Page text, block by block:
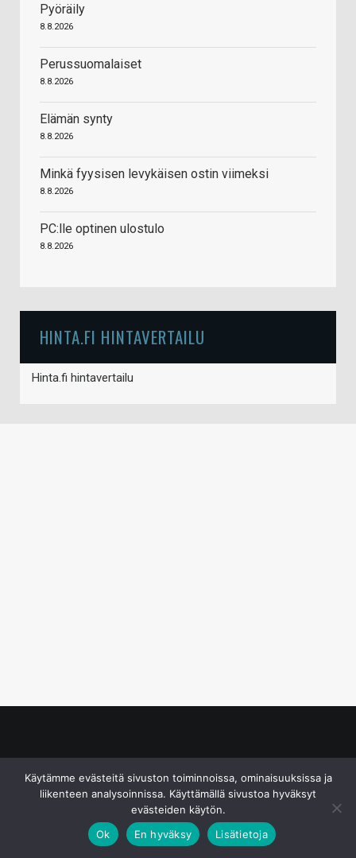
Pyöräily
8.8.2026
Perussuomalaiset
8.8.2026
Elämän synty
8.8.2026
Minkä fyysisen levykäisen ostin viimeksi
8.8.2026
PC:lle optinen ulostulo
8.8.2026
HINTA.FI HINTAVERTAILU
Hinta.fi hintavertailu
Käytämme evästeitä sivuston toiminnoissa, ominaisuuksissa ja
liikenteen analysoinnissa. Käyttämällä sivustoa hyväksyt
evästeiden käytön.
Ok
En hyväksy Lisätietoja